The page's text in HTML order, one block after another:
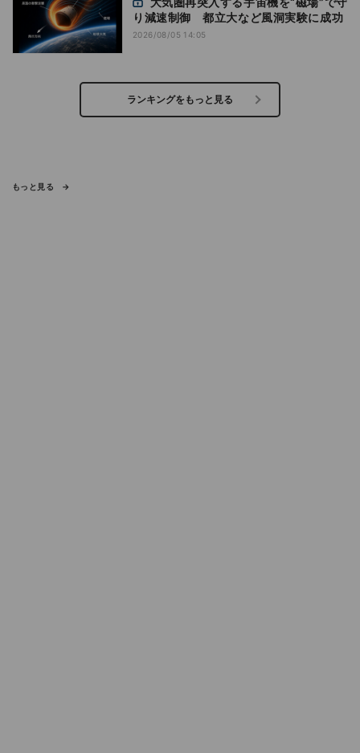
り減速制御 都立大など風洞実験に成功
2026/08/05 14:05
ランキングをもっと見る
もっと見る